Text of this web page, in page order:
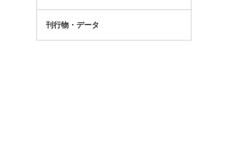
刊行物・データ